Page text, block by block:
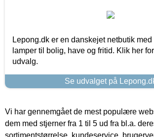
Lepong.dk er en danskejet netbutik
lamper til bolig, have og fritid. Klik her
udvalg.
Se udvalget på
Vi har gennemgået de mest populære
dem med stjerner fra 1 til 5 ud fra bl.a.
sortimentstørrelse, kundeservice,